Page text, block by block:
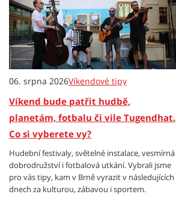
06. srpna 2026Víkendové tipy
Víkend bude patřit hudbě,
planetám, fotbalu či vile Tugendhat.
Co si vyberete vy?
Hudební festivaly, světelné instalace, vesmírná
dobrodružství i fotbalová utkání. Vybrali jsme
pro vás tipy, kam v Brně vyrazit v následujících
dnech za kulturou, zábavou i sportem.